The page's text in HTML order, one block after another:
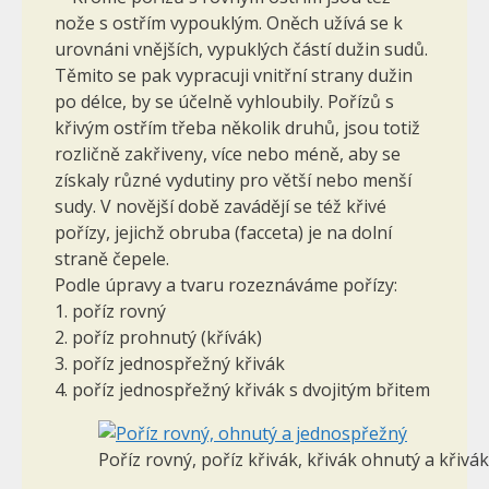
nože s ostřím vypouklým. Oněch užívá se k
urovnáni vnějších, vypuklých částí dužin sudů.
Tě­mito se pak vypracuji vnitřní strany dužin
po délce, by se účelně vy­hloubily. Pořízů s
křivým ostřím třeba několik druhů, jsou totiž
rozličně zakřiveny, více nebo méně, aby se
získaly různé vydutiny pro větší nebo menší
sudy. V novější době zavádějí se též křivé
pořízy, jejichž obruba (facceta) je na dolní
straně čepele.
Podle úpravy a tvaru rozeznáváme pořízy:
1. poříz rovný
2. poříz prohnutý (křívák)
3. poříz jednospřežný křivák
4. poříz jednospřežný křivák s dvojitým břitem
Poříz rovný, poříz křivák, křivák ohnutý a